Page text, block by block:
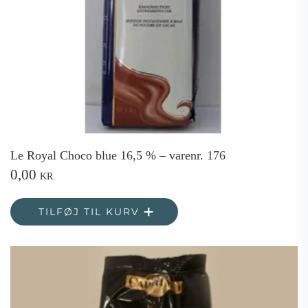
Le Royal Choco blue 16,5 % – varenr. 176
0,00 KR.
TILFØJ TIL KURV